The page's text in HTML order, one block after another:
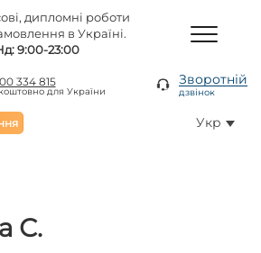
дипломні роботи
в Україні.
9:00-23:00
334 815
для України
Зворотній
дзвінок
Укр
С.